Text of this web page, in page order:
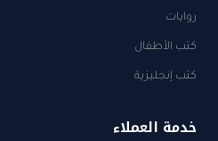
روايات
كتب الأطفال
كتب إنجليزية
خدمة العملاء